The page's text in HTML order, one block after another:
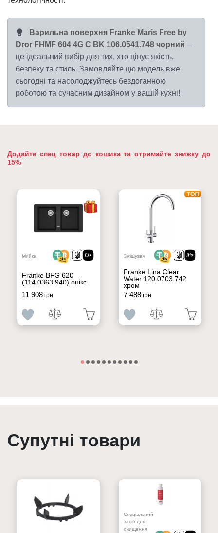
Варильна поверхня Franke Maris Free by
Dror FHMF 604 4G C BK 106.0541.748 чорний –
це ідеальний вибір для тих, хто цінує якість,
безпеку та стиль. Замовляйте цю модель вже
сьогодні та насолоджуйтесь бездоганною
роботою та сучасним дизайном у вашій кухні!
Додайте спец товар до кошика та отримайте знижку до
15%
Мийка
Franke BFG 620
(114.0363.940) онікс
11 908грн
Змішувач
Franke Lina Clear
Water 120.0703.742
хром
7 488грн
Супутні товари
Спеціальний
засіб для
очищення